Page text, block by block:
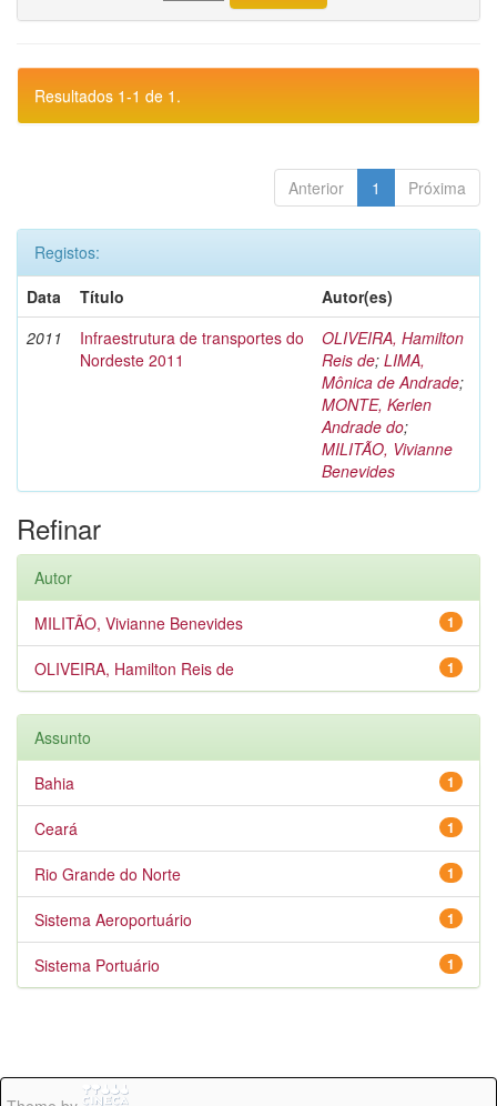
Resultados 1-1 de 1.
Anterior 1 Próxima
Registos:
Data
Título
Autor(es)
2011
Infraestrutura de transportes do
Nordeste 2011
OLIVEIRA, Hamilton
Reis de; LIMA,
Mônica de Andrade;
MONTE, Kerlen
Andrade do;
MILITÃO, Vivianne
Benevides
Refinar
Autor
1
MILITÃO, Vivianne Benevides
1
OLIVEIRA, Hamilton Reis de
Assunto
1
Bahia
1
Ceará
1
Rio Grande do Norte
1
Sistema Aeroportuário
1
Sistema Portuário